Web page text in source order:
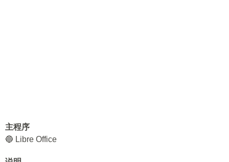
主程序
🔵 Libre Office